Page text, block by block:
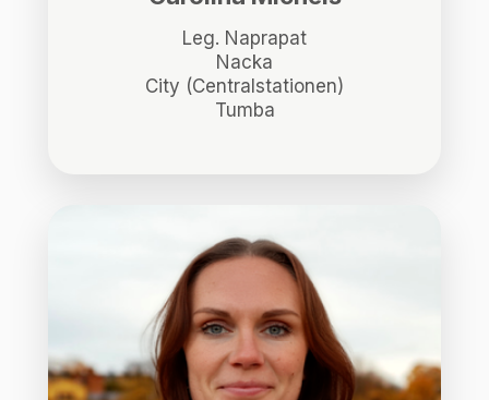
Leg. Naprapat
Nacka
City (Centralstationen)
Tumba